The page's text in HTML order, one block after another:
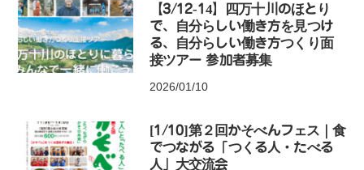
【3/12-14】四万十川のほとり
で、自分らしい働き方を見つけ
る、自分らしい働き方つくり面
接ツアー 参加者募集
2026/01/10
[1/10]第２回かそべんフェス｜食
でつながる「つくる人・たべる
人」大交流会